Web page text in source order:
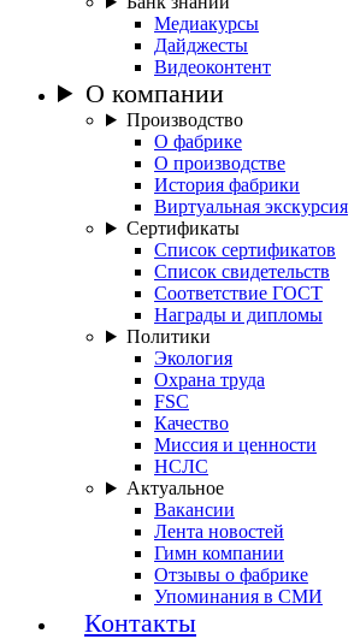
Медиакурсы
Дайджесты
Видеоконтент
О компании
Производство
О фабрике
О производстве
История фабрики
Виртуальная экскурсия
Сертификаты
Список сертификатов
Список свидетельств
Соответствие ГОСТ
Награды и дипломы
Политики
Экология
Охрана труда
FSC
Качество
Миссия и ценности
НСЛС
Актуальное
Вакансии
Лента новостей
Гимн компании
Отзывы о фабрике
Упоминания в СМИ
Контакты